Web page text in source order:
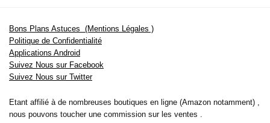
Bons Plans Astuces (Mentions Légales )
Politique de Confidentialité
Applications Android
Suivez Nous sur Facebook
Suivez Nous sur Twitter
Etant affilié à de nombreuses boutiques en ligne (Amazon notamment) ,
nous pouvons toucher une commission sur les ventes .